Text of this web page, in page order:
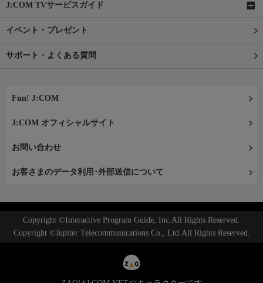
J:COM TVサービスガイド
イベント・プレゼント
サポート・よくある質問
Fun! J:COM
J:COM オフィシャルサイト
お問い合わせ
お客さまのデータ利用･外部送信について
Copyright ©Interactive Program Guide, Inc.All Rights Reserved.
Copyright ©Jupiter Telecommunications Co., Ltd.All Rights Reserved.